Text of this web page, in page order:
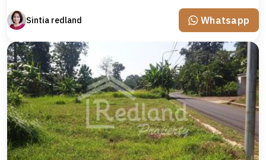
Sintia redland Whatsapp